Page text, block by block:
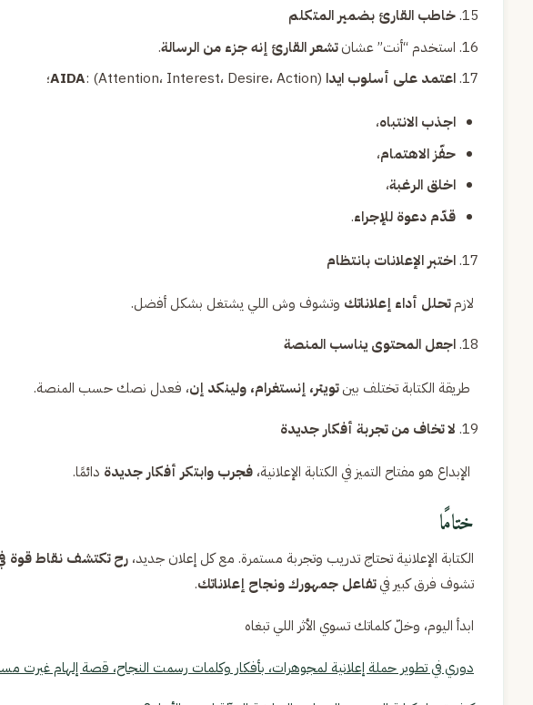
خاطب القارئ بضمير المتكلم
استخدم “أنت” عشانتشعر القارئ إنه جزء من الرسالة.
اعتمد على أسلوب ايدا AIDA : (Attention، Interest، Desire، Action)؛
اجذب الانتباه،
حفّز الاهتمام،
اخلق الرغبة،
قدّم دعوة للإجراء.
اختبر الإعلانات بانتظام
لازمتحلل أداء إعلاناتك وتشوف وش اللي يشتغل بشكل أفضل.
اجعل المحتوى يناسب المنصة
طريقة الكتابة تختلف بينتويتر، إنستغرام، ولينكد إن، فعدل نصك حسب المنصة.
لا تخاف من تجربة أفكار جديدة
الإبداع هو مفتاح التميز في الكتابة الإعلانية، فجرب وابتكر أفكار جديدة دائمًا.
ختامًا
الكتابة الإعلانية تحتاج تدريب وتجربة مستمرة. مع كل إعلان جديد، رح تكتشف نقاط قوة
تشوف فرق كبير فيتفاعل جمهورك ونجاح إعلاناتك.
ابدأ اليوم، وخلّ كلماتك تسوي الأثر اللي تبغاه
دوري في تطوير حملة إعلانية لمجوهرات، بأفكار وكلمات رسمت النجاح، قصة إلهام غيرت